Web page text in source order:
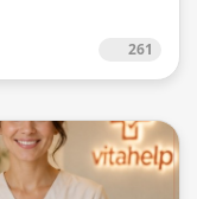
261